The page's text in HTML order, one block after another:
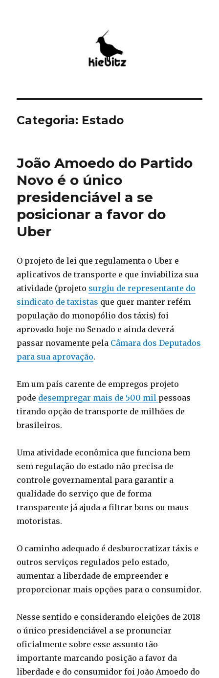
Categoria: Estado
João Amoedo do Partido
Novo é o único
presidenciável a se
posicionar a favor do
Uber
O projeto de lei que regulamenta o Uber e
aplicativos de transporte e que inviabiliza sua
atividade (projeto surgiu de representante do
sindicato de taxistas que quer manter refém
população do monopólio dos táxis) foi
aprovado hoje no Senado e ainda deverá
passar novamente pela Câmara dos Deputados
para sua aprovação.
Em um país carente de empregos projeto
pode desempregar mais de 500 mil pessoas
tirando opção de transporte de milhões de
brasileiros.
Uma atividade econômica que funciona bem
sem regulação do estado não precisa de
controle governamental para garantir a
qualidade do serviço que de forma
transparente já ajuda a filtrar bons ou maus
motoristas.
O caminho adequado é desburocratizar táxis e
outros serviços regulados pelo estado,
aumentar a liberdade de empreender e
proporcionar mais opções para o consumidor.
Nesse sentido e considerando eleições de 2018
o único presidenciável a se pronunciar
oficialmente sobre esse assunto tão
importante marcando posição a favor da
liberdade e do consumidor foi João Amoedo do